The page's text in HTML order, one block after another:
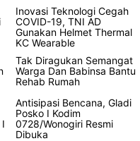
Inovasi Teknologi Cegah
COVID-19, TNI AD
Gunakan Helmet Thermal
KC Wearable
Tak Diragukan Semangat
Warga Dan Babinsa Bantu
Rehab Rumah
Antisipasi Bencana, Gladi
Posko I Kodim
0728/Wonogiri Resmi
Dibuka